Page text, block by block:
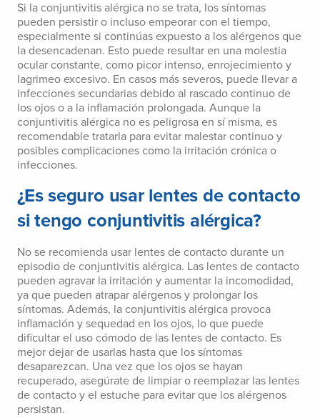
Si la conjuntivitis alérgica no se trata, los síntomas
pueden persistir o incluso empeorar con el tiempo,
especialmente si continúas expuesto a los alérgenos que
la desencadenan. Esto puede resultar en una molestia
ocular constante, como picor intenso, enrojecimiento y
lagrimeo excesivo. En casos más severos, puede llevar a
infecciones secundarias debido al rascado continuo de
los ojos o a la inflamación prolongada. Aunque la
conjuntivitis alérgica no es peligrosa en sí misma, es
recomendable tratarla para evitar malestar continuo y
posibles complicaciones como la irritación crónica o
infecciones.
¿Es seguro usar lentes de contacto
si tengo conjuntivitis alérgica?
No se recomienda usar lentes de contacto durante un
episodio de conjuntivitis alérgica. Las lentes de contacto
pueden agravar la irritación y aumentar la incomodidad,
ya que pueden atrapar alérgenos y prolongar los
síntomas. Además, la conjuntivitis alérgica provoca
inflamación y sequedad en los ojos, lo que puede
dificultar el uso cómodo de las lentes de contacto. Es
mejor dejar de usarlas hasta que los síntomas
desaparezcan. Una vez que los ojos se hayan
recuperado, asegúrate de limpiar o reemplazar las lentes
de contacto y el estuche para evitar que los alérgenos
persistan.